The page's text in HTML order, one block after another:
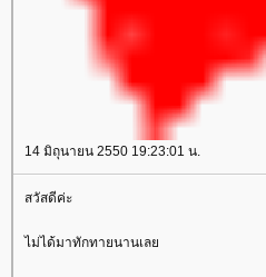
14 มิถุนายน 2550 19:23:01 น.
สวัสดีค่ะ
ไม่ได้มาทักทายนานเล